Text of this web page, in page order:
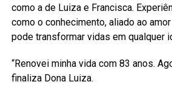
como a de Luiza e Francisca.
como o conhecimento, aliado ao
pode transformar vidas em qualquer
“Renovei minha vida com 83 anos.
finaliza Dona Luiza.